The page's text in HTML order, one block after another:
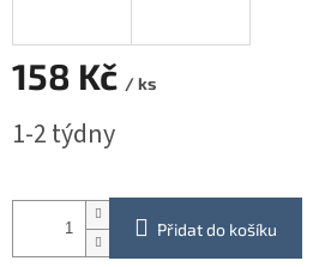
158 Kč / ks
cena:
1-2 týdny
Přidat do košíku